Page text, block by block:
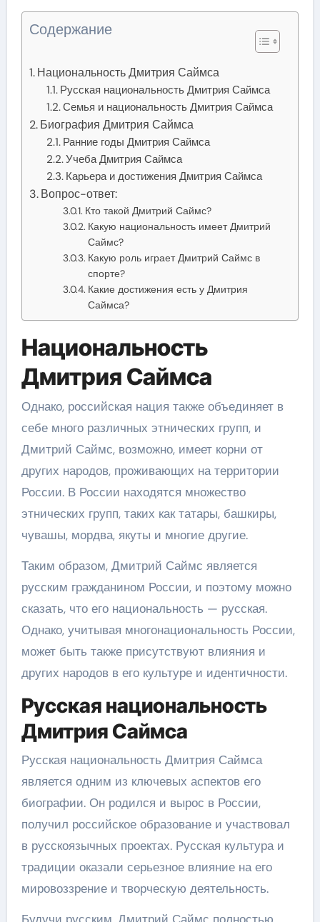
Содержание
Национальность Дмитрия Саймса
Русская национальность Дмитрия Саймса
Семья и национальность Дмитрия Саймса
Биография Дмитрия Саймса
Ранние годы Дмитрия Саймса
Учеба Дмитрия Саймса
Карьера и достижения Дмитрия Саймса
Вопрос-ответ:
Кто такой Дмитрий Саймс?
Какую национальность имеет Дмитрий
Саймс?
Какую роль играет Дмитрий Саймс в
спорте?
Какие достижения есть у Дмитрия
Саймса?
Национальность
Дмитрия Саймса
Однако, российская нация также объединяет в
себе много различных этнических групп, и
Дмитрий Саймс, возможно, имеет корни от
других народов, проживающих на территории
России. В России находятся множество
этнических групп, таких как татары, башкиры,
чувашы, мордва, якуты и многие другие.
Таким образом, Дмитрий Саймс является
русским гражданином России, и поэтому можно
сказать, что его национальность — русская.
Однако, учитывая многонациональность России,
может быть также присутствуют влияния и
других народов в его культуре и идентичности.
Русская национальность
Дмитрия Саймса
Русская национальность Дмитрия Саймса
является одним из ключевых аспектов его
биографии. Он родился и вырос в России,
получил российское образование и участвовал
в русскоязычных проектах. Русская культура и
традиции оказали серьезное влияние на его
мировоззрение и творческую деятельность.
Будучи русским, Дмитрий Саймс полностью